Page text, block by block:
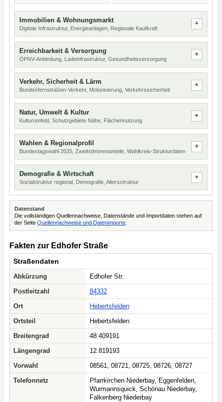
Immobilien & Wohnungsmarkt
Digitale Infrastruktur, Energieanlagen, Regionale Kaufkraft
Erreichbarkeit & Versorgung
ÖPNV-Anbindung, Ladeinfrastruktur, Gesundheitsversorgung
Verkehr, Sicherheit & Lärm
Bundesfernstraßen-Verkehr, Motorisierung, Verkehrssicherheit
Natur, Umwelt & Kultur
Kulturumfeld, Schutzgebiete Nähe, Flächennutzung
Wahlen & Regionalprofil
Bundestagswahl 2025, Zweitstimmenanteile, Wahlkreis-Strukturdaten
Demografie & Wirtschaft
Sozialstruktur regional, Demografie, Altersstruktur
Datenstand
Die vollständigen Quellennachweise, Datenstände und Importdaten stehen auf
der Seite Quellennachweise und Datenimporte
Fakten zur Edhofer Straße
Straßendaten
Abkürzung
Edhofer Str.
Postleitzahl
84332
Ort
Hebertsfelden
Ortsteil
Hebertsfelden
Breitengrad
48.409191
Längengrad
12.819193
Vorwahl
08561, 08721, 08725, 08726, 08727
Telefonnetz
Pfarrkirchen Niederbay, Eggenfelden,
Wurmannsquick, Schönau Niederbay,
Falkenberg Niederbay